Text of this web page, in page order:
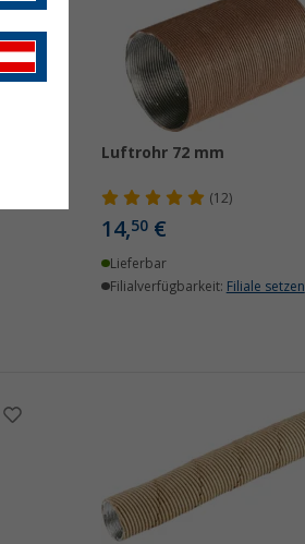
Luftrohr 72 mm
(12)
14,50 €
Lieferbar
Filialverfügbarkeit: Filiale setzen